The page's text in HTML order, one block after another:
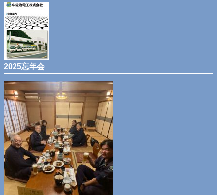
2025忘年会